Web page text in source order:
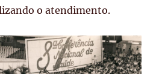
o atendimento.